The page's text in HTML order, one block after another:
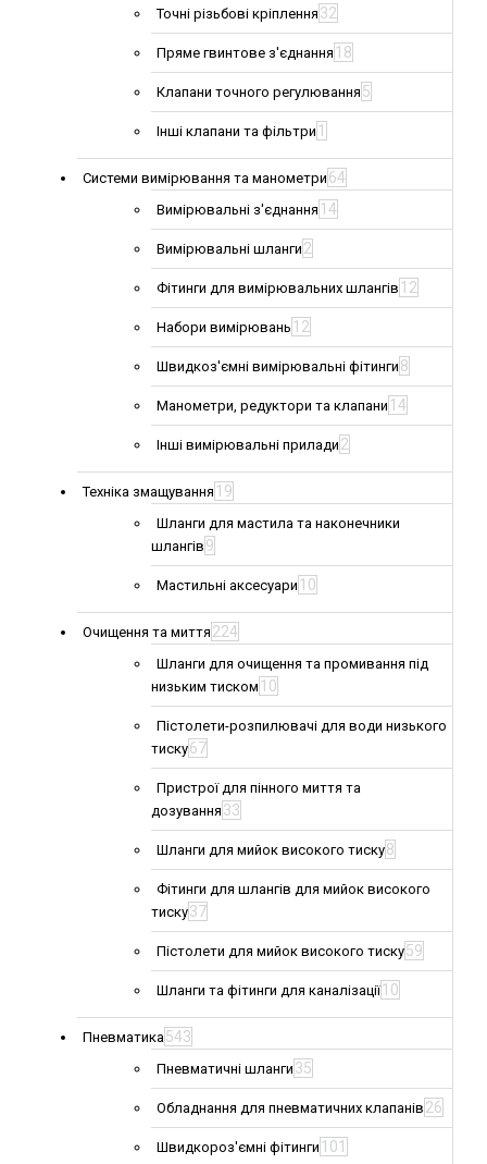
Точні різьбові кріплення 32
Пряме гвинтове з'єднання 18
Клапани точного регулювання 5
Інші клапани та фільтри 1
Системи вимірювання та манометри 64
Вимірювальні з'єднання 14
Вимірювальні шланги 2
Фітинги для вимірювальних шлангів 12
Набори вимірювань 12
Швидкоз'ємні вимірювальні фітинги 8
Манометри, редуктори та клапани 14
Інші вимірювальні прилади 2
Техніка змащування 19
Шланги для мастила та наконечники
шлангів 9
Мастильні аксесуари 10
Очищення та миття 224
Шланги для очищення та промивання під
низьким тиском 10
Пістолети-розпилювачі для води низького
тиску67
Пристрої для пінного миття та
дозування 33
Шланги для мийок високого тиску8
Фітинги для шлангів для мийок високого
тиску37
Пістолети для мийок високого тиску59
Шланги та фітинги для каналізації 10
Пневматика543
Пневматичні шланги 35
Обладнання для пневматичних клапанів 26
Швидкороз'ємні фітинги 101